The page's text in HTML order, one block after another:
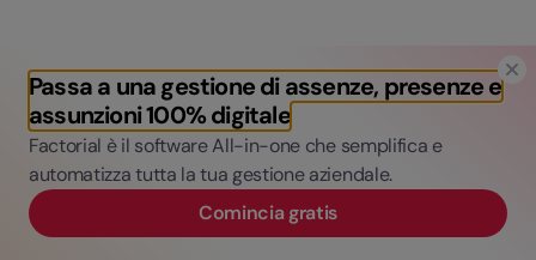
Passa a una gestione di assenze, presenze e
assunzioni 100% digitale
Factorial è il software All-in-one che semplifica e
automatizza tutta la tua gestione aziendale.
Comincia gratis